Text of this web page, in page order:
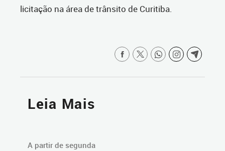
licitação na área de trânsito de Curitiba.
Leia Mais
A partir de segunda